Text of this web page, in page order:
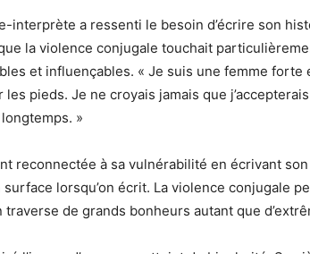
interprète a ressenti le besoin d’écrire son
la violence conjugale touchait
et influençables. « Je suis une femme forte
les pieds. Je ne croyais jamais que
»
reconnectée à sa vulnérabilité en écrivant
lorsqu’on écrit. La violence conjugale
traverse de grands bonheurs autant que